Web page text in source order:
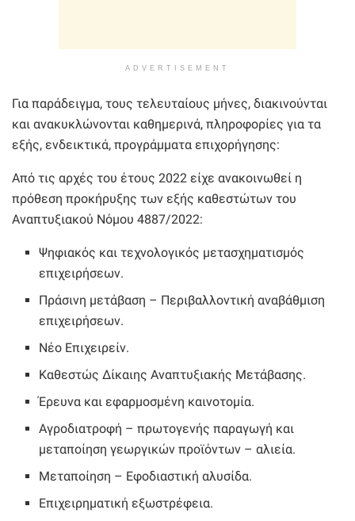
ADVERTISEMENT
Για παράδειγμα, τους τελευταίους μήνες, διακινούνται
και ανακυκλώνονται καθημερινά, πληροφορίες για τα
εξής, ενδεικτικά, προγράμματα επιχορήγησης:
Aπό τις αρχές του έτους 2022 είχε ανακοινωθεί η
πρόθεση προκήρυξης των εξής καθεστώτων του
Αναπτυξιακού Νόμου 4887/2022:
Ψηφιακός και τεχνολογικός μετασχηματισμός
επιχειρήσεων.
Πράσινη μετάβαση – Περιβαλλοντική αναβάθμιση
επιχειρήσεων.
Νέο Επιχειρείν.
Καθεστώς Δίκαιης Αναπτυξιακής Μετάβασης.
Έρευνα και εφαρμοσμένη καινοτομία.
Αγροδιατροφή – πρωτογενής παραγωγή και
μεταποίηση γεωργικών προϊόντων – αλιεία.
Μεταποίηση – Εφοδιαστική αλυσίδα.
Επιχειρηματική εξωστρέφεια.